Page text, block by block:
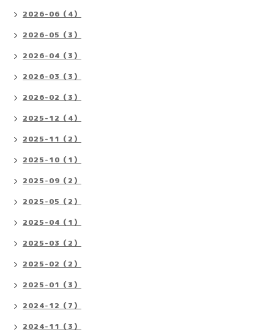
2026-06（4）
2026-05（3）
2026-04（3）
2026-03（3）
2026-02（3）
2025-12（4）
2025-11（2）
2025-10（1）
2025-09（2）
2025-05（2）
2025-04（1）
2025-03（2）
2025-02（2）
2025-01（3）
2024-12（7）
2024-11（3）